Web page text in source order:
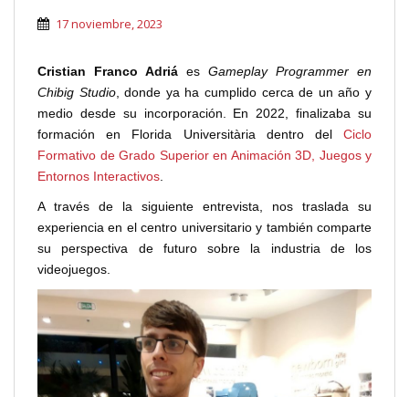
17 noviembre, 2023
Cristian Franco Adriá es Gameplay Programmer en
Chibig Studio, donde ya ha cumplido cerca de un año y
medio desde su incorporación. En 2022, finalizaba su
formación en Florida Universitària dentro del Ciclo
Formativo de Grado Superior en Animación 3D, Juegos y
Entornos Interactivos
A través de la siguiente entrevista, nos traslada su
experiencia en el centro universitario y también comparte
su perspectiva de futuro sobre la industria de los
videojuegos.